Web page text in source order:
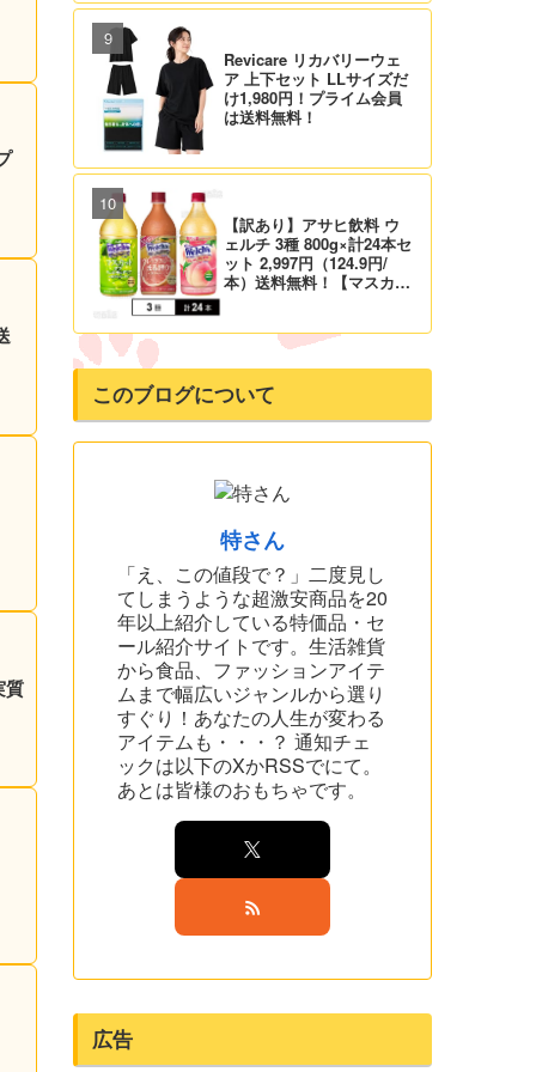
質
Revicare リカバリーウェ
ア 上下セット LLサイズだ
け1,980円！プライム会員
は送料無料！
【訳あり】アサヒ飲料 ウ
ェルチ 3種 800g×計24本セ
ット 2,997円（124.9円/
本）送料無料！【マスカッ
このブログについて
特さん
「え、この値段で？」二度見し
てしまうような超激安商品を20
年以上紹介している特価品・セ
ール紹介サイトです。生活雑貨
から食品、ファッションアイテ
ムまで幅広いジャンルから選り
すぐり！あなたの人生が変わる
アイテムも・・・？ 通知チェ
ックは以下のXかRSSでにて。
あとは皆様のおもちゃです。
広告